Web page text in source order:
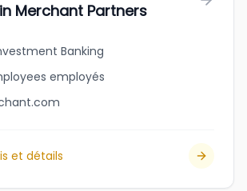
Merchant Partners
Banking
employés
et détails